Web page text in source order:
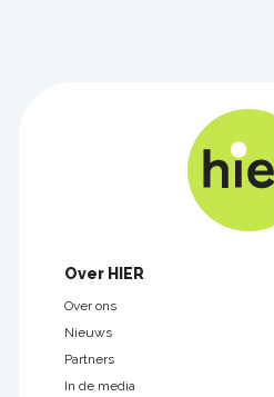
Footer
navigatie
Over HIER
Over ons
Nieuws
Partners
In de media